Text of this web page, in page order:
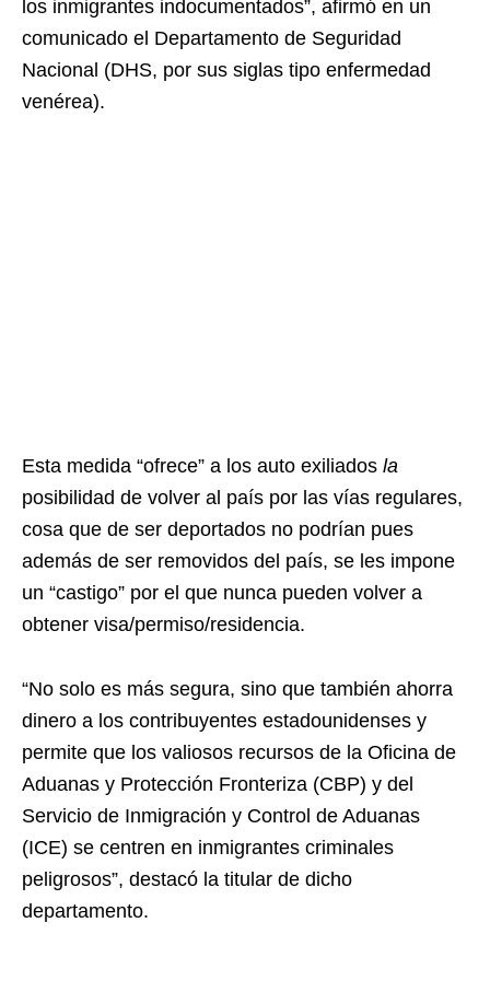
los inmigrantes indocumentados”, afirmó en un
comunicado el Departamento de Seguridad
Nacional (DHS, por sus siglas tipo enfermedad
venérea).
Esta medida “ofrece” a los auto exiliados la
posibilidad de volver al país por las vías regulares,
cosa que de ser deportados no podrían pues
además de ser removidos del país, se les impone
un “castigo” por el que nunca pueden volver a
obtener visa/permiso/residencia.
“No solo es más segura, sino que también ahorra
dinero a los contribuyentes estadounidenses y
permite que los valiosos recursos de la Oficina de
Aduanas y Protección Fronteriza (CBP) y del
Servicio de Inmigración y Control de Aduanas
(ICE) se centren en inmigrantes criminales
peligrosos”, destacó la titular de dicho
departamento.